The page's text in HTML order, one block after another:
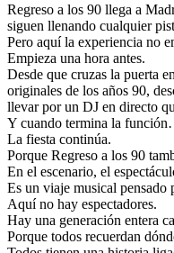
Regreso a los 90 llega a
siguen llenando cualquier
Pero aquí la experiencia no
Empieza una hora antes.
Desde que cruzas la puerta
originales de los años 90,
llevar por un DJ en directo
Y cuando termina la
La fiesta continúa.
Porque Regreso a los 90
En el escenario, el
Es un viaje musical pensado
Aquí no hay espectadores.
Hay una generación entera
Porque todos recuerdan